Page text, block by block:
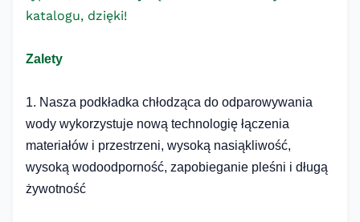
katalogu, dzięki!
Zalety
1. Nasza podkładka chłodząca do odparowywania
wody wykorzystuje nową technologię łączenia
materiałów i przestrzeni, wysoką nasiąkliwość,
wysoką wodoodporność, zapobieganie pleśni i długą
żywotność